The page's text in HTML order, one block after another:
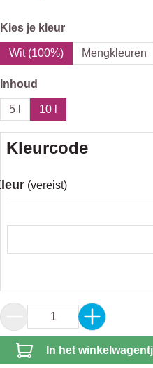
Selecteer
Kies je kleur
Wit (100%) Mengkleuren
Selecteer
Inhoud
5 l 10 l
Kleurcode
(vereist)
Kleur
Producthoeveelheid:
In het